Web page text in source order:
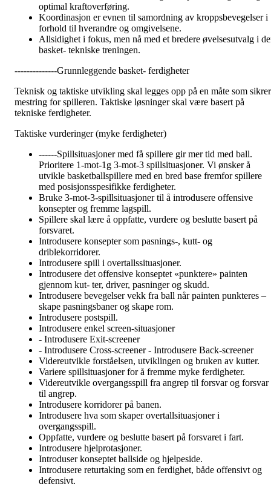
optimal kraftoverføring.
Koordinasjon er evnen til samordning av kroppsbevegelser i
forhold til hverandre og omgivelsene.
Allsidighet i fokus, men nå med et bredere øvelsesutvalg i
basket- tekniske treningen.
--------------Grunnleggende basket- ferdigheter
Teknisk og taktiske utvikling skal legges opp på en måte som sikrer
mestring for spilleren. Taktiske løsninger skal være basert på
tekniske ferdigheter.
Taktiske vurderinger (myke ferdigheter)
------Spillsituasjoner med få spillere gir mer tid med ball.
Prioritere 1-mot-1g 3-mot-3 spillsituasjoner. Vi ønsker å
utvikle basketballspillere med en bred base fremfor spillere
med posisjonsspesifikke ferdigheter.
Bruke 3-mot-3-spillsituasjoner til å introdusere offensive
konsepter og fremme lagspill.
Spillere skal lære å oppfatte, vurdere og beslutte basert på
forsvaret.
Introdusere konsepter som pasnings-, kutt- og
driblekorridorer.
Introdusere spill i overtallssituasjoner.
Introdusere det offensive konseptet «punktere» painten
gjennom kut- ter, driver, pasninger og skudd.
Introdusere bevegelser vekk fra ball når painten punkteres –
skape pasningsbaner og skape rom.
Introdusere postspill.
Introdusere enkel screen-situasjoner
- Introdusere Exit-screener
- Introdusere Cross-screener - Introdusere Back-screener
Videreutvikle forståelsen, utviklingen og bruken av kutter.
Variere spillsituasjoner for å fremme myke ferdigheter.
Videreutvikle overgangsspill fra angrep til forsvar og forsvar
til angrep.
Introdusere korridorer på banen.
Introdusere hva som skaper overtallsituasjoner i
overgangsspill.
Oppfatte, vurdere og beslutte basert på forsvaret i fart.
Introdusere hjelprotasjoner.
Introduser konseptet ballside og hjelpeside.
Introdusere returtaking som en ferdighet, både offensivt og
defensivt.